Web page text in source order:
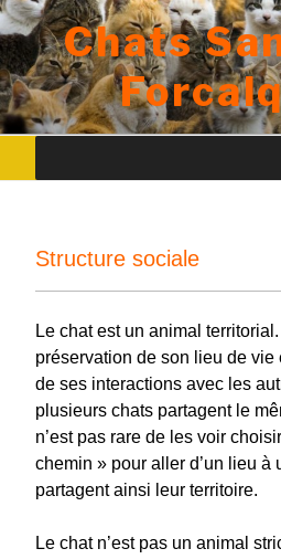
Skip
to
contentChats
Structure sociale
Le chat est un animal
préservation de son lieu de vie
de ses interactions avec les
plusieurs chats partagent le
n’est pas rare de les voir
chemin » pour aller d’un lieu à
partagent ainsi leur territoire.
Le chat n’est pas un animal